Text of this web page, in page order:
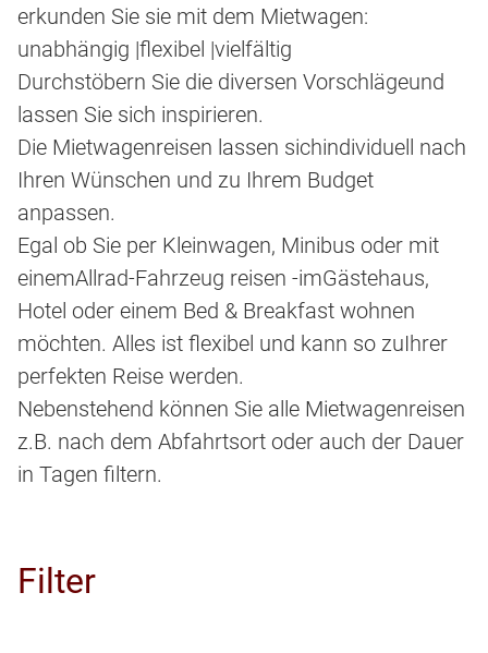
erkunden Sie sie mit dem Mietwagen:
unabhängig |flexibel |vielfältig
Durchstöbern Sie die diversen Vorschlägeund
lassen Sie sich inspirieren.
Die Mietwagenreisen lassen sichindividuell nach
Ihren Wünschen und zu Ihrem Budget
anpassen.
Egal ob Sie per Kleinwagen, Minibus oder mit
einemAllrad-Fahrzeug reisen -imGästehaus,
Hotel oder einem Bed & Breakfast wohnen
möchten. Alles ist flexibel und kann so zuIhrer
perfekten Reise werden.
Nebenstehend können Sie alle Mietwagenreisen
z.B. nach dem Abfahrtsort oder auch der Dauer
in Tagen filtern.
Filter